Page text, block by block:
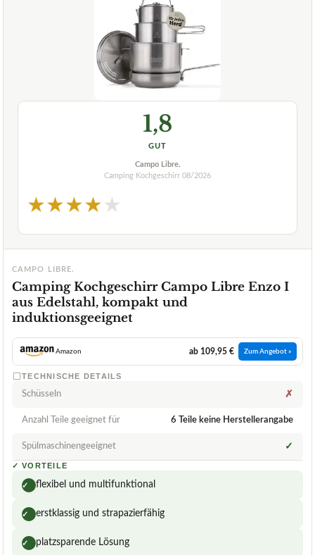
1,8
GUT
Campo Libre.
Camping Kochgeschirr 08/2026
★★★★★
CAMPO LIBRE.
Camping Kochgeschirr Campo Libre Enzo I
aus Edelstahl, kompakt und
induktionsgeeignet
Amazon ab 109,95 € Zum Angebot »
TECHNISCHE DETAILS
Schüsseln ✗
Anzahl Teile geeignet für 6 Teile keine Herstellerangabe
Spülmaschinengeeignet ✓
✓ VORTEILE
✓ flexibel und multifunktional
✓ erstklassig und strapazierfähig
✓ platzsparende Lösung